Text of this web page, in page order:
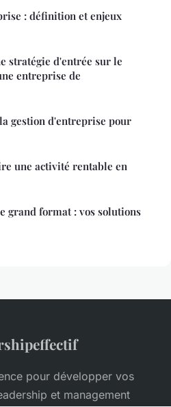
: définition et enjeux
stratégie d'entrée sur le
entreprise de
gestion d'entreprise pour
une activité rentable en
grand format : vos solutions
pour développer vos
et management